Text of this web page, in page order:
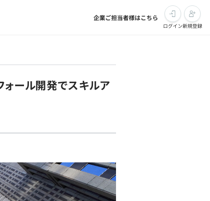
企業ご担当者様はこちら
ログイン新規登録
ール開発でスキルア